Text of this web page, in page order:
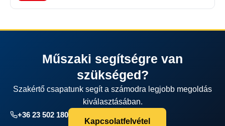
Műszaki segítségre van
szükséged?
Szakértő csapatunk segít a számodra legjobb megoldás
kiválasztásában.
+36 23 502 180
Kapcsolatfelvétel